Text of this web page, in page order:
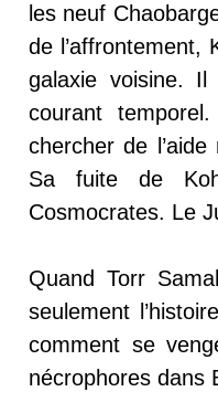
les neuf
de l’affrontement,
galaxie voisine.
courant
chercher de
Sa fuite de
Cosmocrates. Le
Quand Torr
seulement
comment se
nécrophores dans